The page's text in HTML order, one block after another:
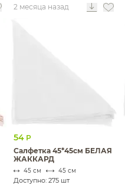
2 месяца назад
54 Р
Салфетка 45*45см БЕЛАЯ
ЖАККАРД
45 см 45 см
Доступно: 275 шт